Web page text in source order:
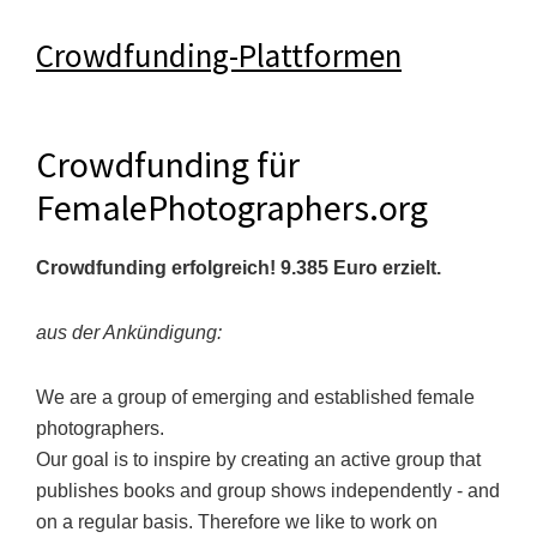
Crowdfunding-Plattformen
Crowdfunding für
FemalePhotographers.org
Crowdfunding erfolgreich! 9.385 Euro erzielt.
aus der Ankündigung:
We are a group of emerging and established female
photographers.
Our goal is to inspire by creating an active group that
publishes books and group shows independently - and
on a regular basis. Therefore we like to work on